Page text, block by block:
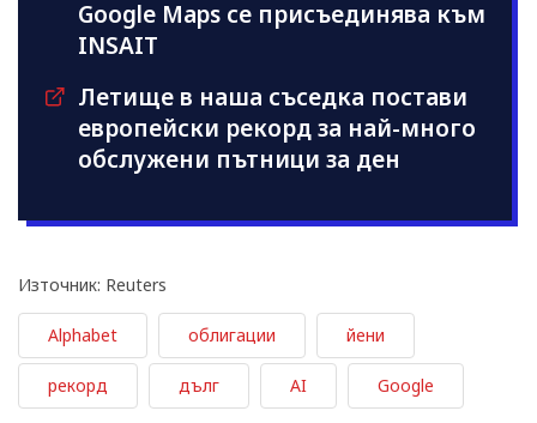
Google Maps се присъединява към
INSAIT
Летище в наша съседка постави
европейски рекорд за най-много
обслужени пътници за ден
Източник: Reuters
Alphabet облигации йени
рекорд дълг AI Google